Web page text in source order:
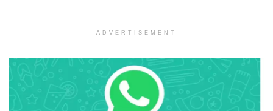
ADVERTISEMENT